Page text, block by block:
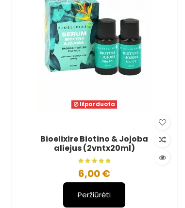
Išparduota
Bioelixire Biotino & Jojoba
aliejus (2vntx20ml)
6,00 €
Peržiūrėti